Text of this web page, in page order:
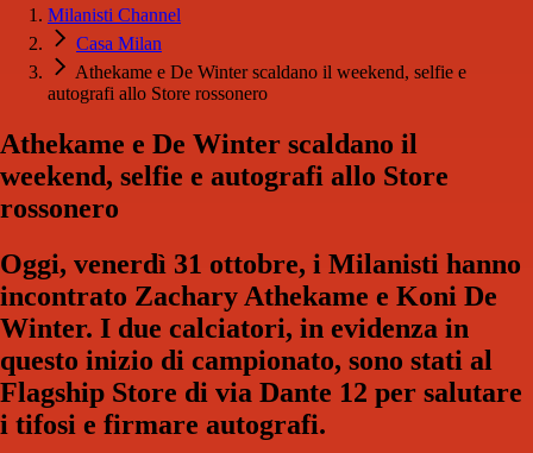
Milanisti Channel
Casa Milan
Athekame e De Winter scaldano il weekend, selfie e
autografi allo Store rossonero
Athekame e De Winter scaldano il
weekend, selfie e autografi allo Store
rossonero
Oggi, venerdì 31 ottobre, i Milanisti hanno
incontrato Zachary Athekame e Koni De
Winter. I due calciatori, in evidenza in
questo inizio di campionato, sono stati al
Flagship Store di via Dante 12 per salutare
i tifosi e firmare autografi.